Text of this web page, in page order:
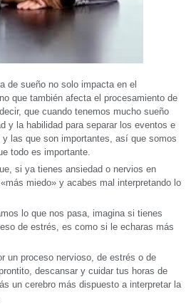
de sueño no solo impacta en el
que también afecta el procesamiento de
que cuando tenemos mucho sueño
y la habilidad para separar los eventos e
las que son importantes, así que somos
todo es importante.
si ya tienes ansiedad o nervios en
miedo» y acabes mal interpretando lo
lo que nos pasa, imagina si tienes
de estrés, es como si le echaras más
un proceso nervioso, de estrés o de
descansar y cuidar tus horas de
un cerebro más dispuesto a interpretar la